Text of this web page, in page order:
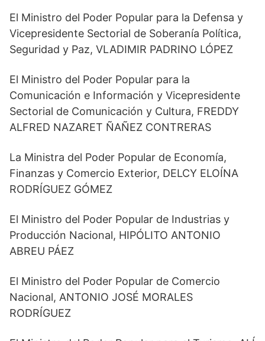
El Ministro del Poder Popular para la Defensa y
Vicepresidente Sectorial de Soberanía Política,
Seguridad y Paz, VLADIMIR PADRINO LÓPEZ
El Ministro del Poder Popular para la
Comunicación e Información y Vicepresidente
Sectorial de Comunicación y Cultura, FREDDY
ALFRED NAZARET ÑAÑEZ CONTRERAS
La Ministra del Poder Popular de Economía,
Finanzas y Comercio Exterior, DELCY ELOÍNA
RODRÍGUEZ GÓMEZ
El Ministro del Poder Popular de Industrias y
Producción Nacional, HIPÓLITO ANTONIO
ABREU PÁEZ
El Ministro del Poder Popular de Comercio
Nacional, ANTONIO JOSÉ MORALES
RODRÍGUEZ